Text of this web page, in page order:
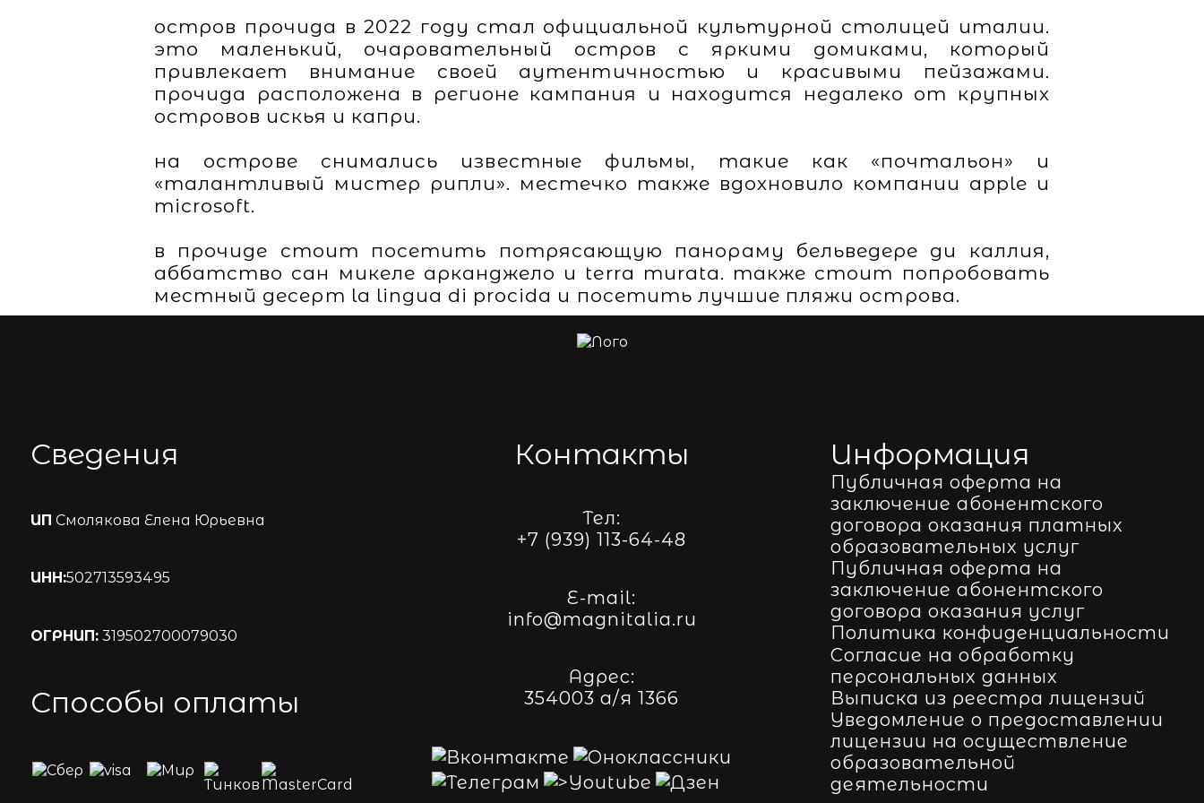
остров прочида в 2022 году стал официальной культурной столицей италии.
это маленький, очаровательный остров с яркими домиками, который
привлекает внимание своей аутентичностью и красивыми пейзажами.
прочида расположена в регионе кампания и находится недалеко от крупных
островов искья и капри.
на острове снимались известные фильмы, такие как «почтальон» и
«талантливый мистер рипли». местечко также вдохновило компании apple и
microsoft.
в прочиде стоит посетить потрясающую панораму бельведере ди каллия,
аббатство сан микеле арканджело и terra murata. также стоит попробовать
местный десерт la lingua di procida и посетить лучшие пляжи острова.
Сведения
ИП Смолякова Елена Юрьевна
ИНН:502713593495
ОГРНИП:319502700079030
Способы оплаты
Контакты
Тел:
+7 (939) 113-64-48
E-mail:
info@magnitalia.ru
Адрес:
354003 а/я 1366
Информация
Публичная оферта на
заключение абонентского
договора оказания платных
образовательных услуг
Публичная оферта на
заключение абонентского
договора оказания услуг
Политика конфиденциальности
Согласие на обработку
персональных данных
Выписка из реестра лицензий
Уведомление о предоставлении
лицензии на осуществление
образовательной
деятельности